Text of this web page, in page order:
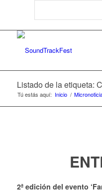
Search
Listado de la etiqueta:
Tú estás aquí: Inicio /
2ª edición del evento